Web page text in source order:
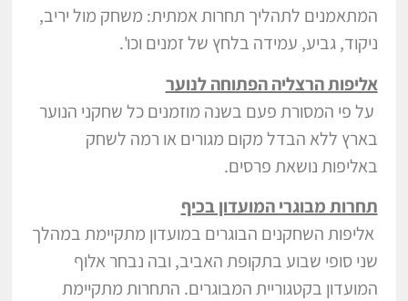
המתאמנים לתהליך תחרות אמתית: משחק מול יריב,
ניקוד, גביע, עמידה בלחץ של זמנים וכו'.
אליפות הרצליה הפתוחה לנוער
על פי המסורת פעם בשנה מוזמנים כל שחקני הנוער
בארץ ללא הבדל מקום מגורים או רמה לשחק
באליפות נושאת פרסים.
תחרות מבוגרי המועדון בכיף
אליפות השחקנים הבוגרים במועדון מתקיימת במהלך
שני סופי שבוע בתקופת האביב, ובה נבחר אלוף
המועדון בקטגוריית המבוגרים. התחרות מתקיימת